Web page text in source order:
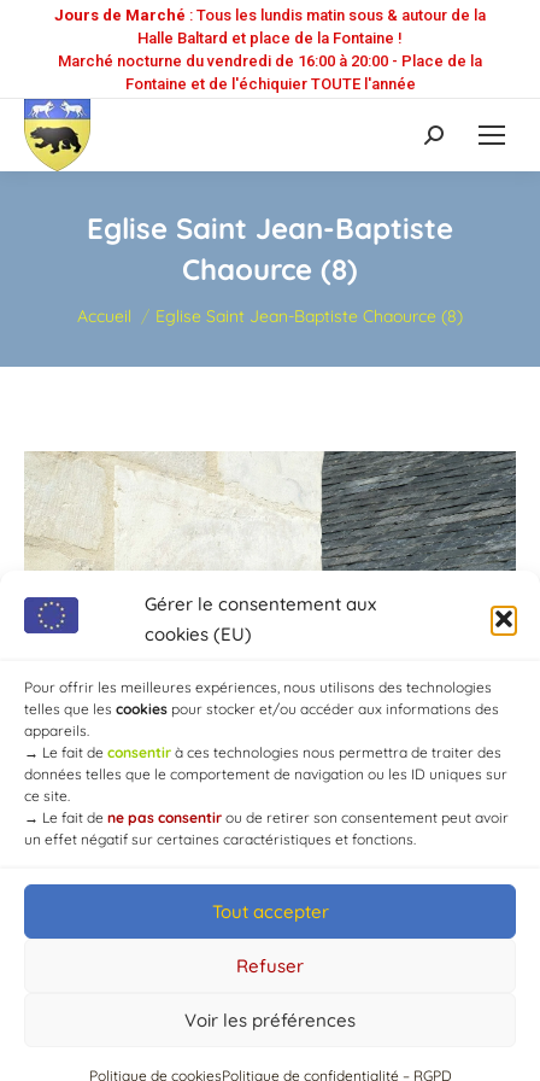
Gérer le consentement aux
cookies (EU)
Pour offrir les meilleures expériences, nous utilisons des technologies
telles que les cookies pour stocker et/ou accéder aux informations des
appareils.
→ Le fait de consentir à ces technologies nous permettra de traiter des
données telles que le comportement de navigation ou les ID uniques sur
ce site.
→ Le fait de ne pas consentir ou de retirer son consentement peut avoir
un effet négatif sur certaines caractéristiques et fonctions.
Tout accepter
Refuser
Voir les préférences
Politique de cookiesPolitique de confidentialité – RGPD
Jours de Marché : Tous les lundis matin sous & autour de la
Halle Baltard et place de la Fontaine !
Marché nocturne du vendredi de 16:00 à 20:00 - Place de la
Fontaine et de l'échiquier TOUTE l'année
Recherche
:
Eglise Saint Jean-Baptiste
Chaource (8)
Vous êtes ici :
Accueil Eglise Saint Jean-Baptiste Chaource (8)
© Mairie de Chaource [2004-2024] | Tous droits réservés.
Developed byWEB3-DESIGN